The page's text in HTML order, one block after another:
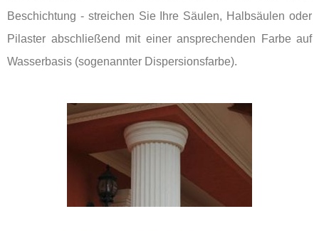
Beschichtung - streichen Sie Ihre Säulen, Halbsäulen oder
Pilaster abschließend mit einer ansprechenden Farbe auf
Wasserbasis (sogenannter Dispersionsfarbe).